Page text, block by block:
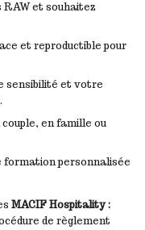
RAW et souhaitez
et reproductible pour
sensibilité et votre
en famille ou
formation personnalisée
MACIF Hospitality :
de règlement